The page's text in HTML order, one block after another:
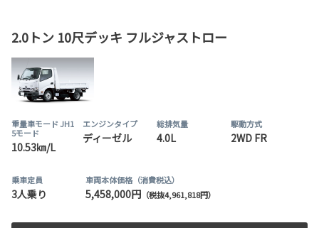
2.0トン 10尺デッキ フルジャストロー
重量車モード JH1
5モード
10.53㎞/L
エンジンタイプ
ディーゼル
総排気量
4.0L
駆動方式
2WD FR
乗車定員
3人乗り
車両本体価格（消費税込）
5,458,000円 （税抜4,961,818円）